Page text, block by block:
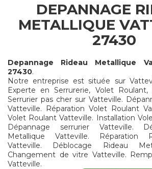
DEPANNAGE
METALLIQUE
27430
Depannage Rideau Metallique
27430.
Notre entreprise est située sur
Experte en Serrurerie, Volet Roulant,
Serrurier pas cher sur Vatteville.
Vatteville. Réparation Volet Roulant
Volet Roulant Vatteville. Installation
Dépannage serrurier Vatteville.
Metallique Vatteville. Réparation
Vatteville. Déblocage Rideau
Changement de vitre Vatteville.
Vatteville.